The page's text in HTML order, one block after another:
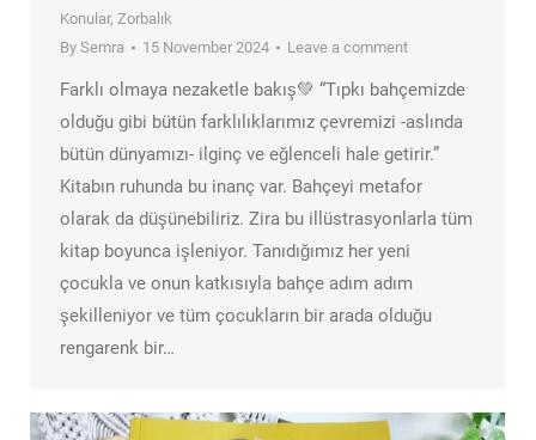
Konular, Zorbalık
By Semra 15 November 2024 Leave a comment
Farklı olmaya nezaketle bakış💚 “Tıpkı bahçemizde
olduğu gibi bütün farklılıklarımız çevremizi -aslında
bütün dünyamızı- ilginç ve eğlenceli hale getirir.”
Kitabın ruhunda bu inanç var. Bahçeyi metafor
olarak da düşünebiliriz. Zira bu illüstrasyonlarla tüm
kitap boyunca işleniyor. Tanıdığımız her yeni
çocukla ve onun katkısıyla bahçe adım adım
şekilleniyor ve tüm çocukların bir arada olduğu
rengarenk bir…